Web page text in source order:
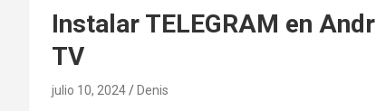
Instalar TELEGRAM en
TV
julio 10, 2024 Denis